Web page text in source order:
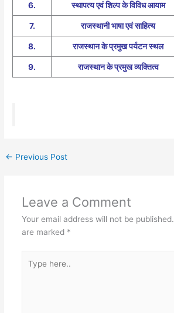
6. स्थापत्य एवं शिल्प के विविध आयाम
7. राजस्थानी भाषा एवं साहित्य
8. राजस्थान के प्रमुख पर्यटन स्थल
9. राजस्थान के प्रमुख व्यक्तित्व
← Previous Post
Leave a Comment
Your email address will not be published.
are marked *
here..